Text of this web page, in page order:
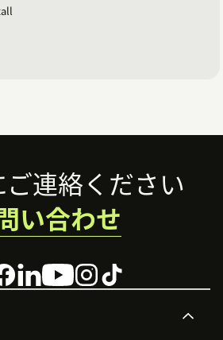
連絡ください
い合わせ